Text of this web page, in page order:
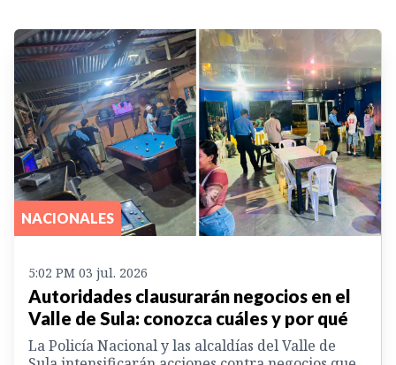
NACIONALES
5:02 PM 03 jul. 2026
Autoridades clausurarán negocios en el
Valle de Sula: conozca cuáles y por qué
La Policía Nacional y las alcaldías del Valle de